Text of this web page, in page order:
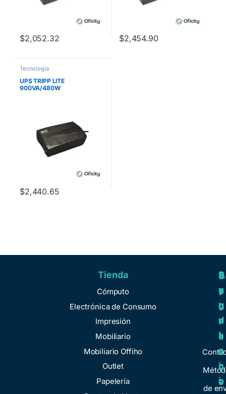
$2,052.32 $2,454.90
Tecnología
UPS TRIPP LITE
900VA/480W
$2,440.65
Tienda
Cómputo
Electrónica de Consumo
Impresión
Mobiliario
Mobiliario Offiho
Outlet
Papelería
A
y
u
d
a
de
S
o
b
r
e
n
o
s
R
e
g
u
l
a
c
i
S
e
r
v
i
c
i
o